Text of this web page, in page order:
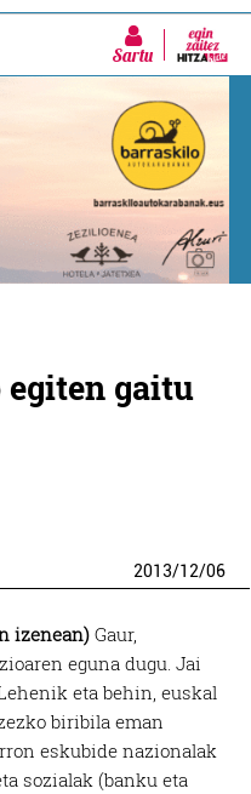
Sartu
gaitu
2013/12/06
izenean) Gaur,
eguna dugu. Jai
eta behin, euskal
biribila eman
eskubide nazionalak
sozialak (banku eta